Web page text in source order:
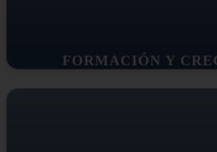
FORMACIÓN Y